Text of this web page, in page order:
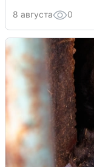
8 августа 0